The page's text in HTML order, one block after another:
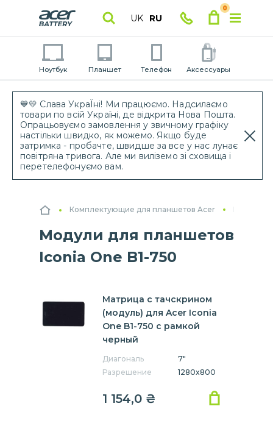
💙💛 Слава УкраЇні! Ми працюємо. Надсилаємо
товари по всій Україні, де відкрита Нова Пошта.
Опрацьовуємо замовлення у звичному графіку
настільки швидко, як можемо. Якщо буде
затримка - пробачте, швидше за все у нас лунає
повітряна тривога. Але ми виліземо зі сховища і
перетелефонуємо вам.
UK RU
0
Ноутбук Планшет Телефон Аксессуары
Комплектующие для планшетов Acer
Модули для планшетов
Iconia One B1-750
Матрица с тачскрином
(модуль) для Acer Iconia
One B1-750 с рамкой
черный
Диагональ
7"
Разрешение
1280x800
1 154,0 ₴